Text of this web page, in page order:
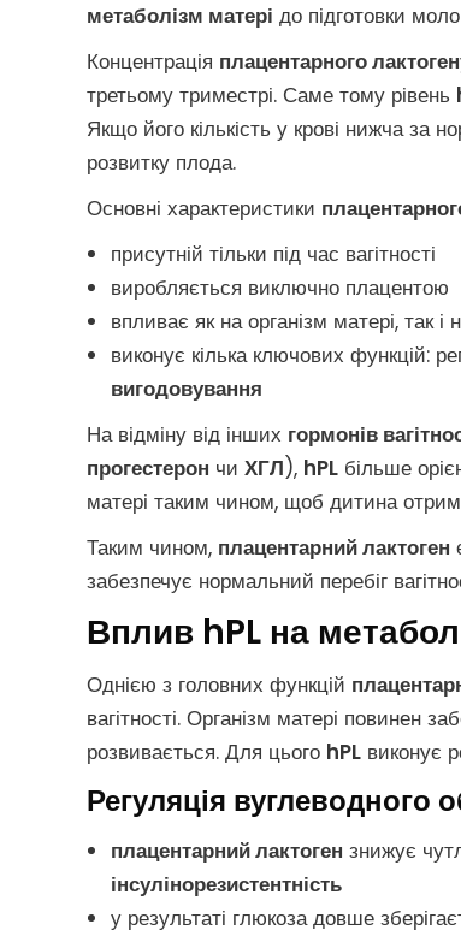
метаболізм матері до підготовки
Концентрація плацентарного
третьому триместрі. Саме тому рівень
Якщо його кількість у крові нижча за
розвитку плода.
Основні характеристики
присутній тільки під час вагітності
виробляється виключно плацентою
впливає як на організм матері, так і
виконує кілька ключових функцій:
вигодовування
На відміну від інших гормонів
прогестерон чи ХГЛ), hPL більше
матері таким чином, щоб дитина
Таким чином, плацентарний лактоген
забезпечує нормальний перебіг
Вплив hPL на
Однією з головних функцій
вагітності. Організм матері повинен
розвивається. Для цього hPL виконує
Регуляція вуглеводного
плацентарний лактоген знижує
інсулінорезистентність
у результаті глюкоза довше